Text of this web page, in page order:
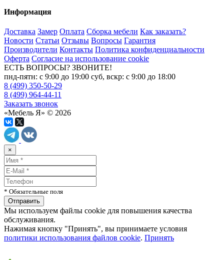
Информация
Доставка Замер Оплата Сборка мебели Как заказать?
Новости Статьи Отзывы Вопросы Гарантия
Производители Контакты Политика конфиденциальности
Оферта Согласие на использование cookie
ЕСТЬ ВОПРОСЫ? ЗВОНИТЕ!
пнд-пятн: с 9:00 до 19:00 суб, вскр: с 9:00 до 18:00
8 (499) 350-50-29
8 (499) 964-44-11
Заказать звонок
«Мебель Я» © 2026
×
* Обязательные поля
Мы используем файлы cookie для повышения качества
обслуживания.
Нажимая кнопку "Принять", вы принимаете условия
политики использования файлов cookie. Принять